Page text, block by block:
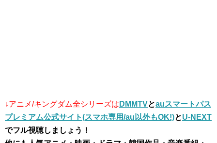
↓アニメ/キングダム全シリーズは DMMTVとauスマートパス
プレミアム公式サイト(スマホ専用/au以外もOK!)とU-NEXT
でフル視聴しましょう！